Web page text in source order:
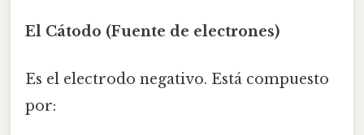
El Cátodo (Fuente de electrones)
Es el electrodo negativo. Está compuesto
por: